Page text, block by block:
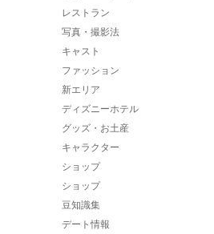
レストラン
写真・撮影法
キャスト
ファッション
新エリア
ディズニーホテル
グッズ・お土産
キャラクター
ショップ
ショップ
豆知識集
デート情報